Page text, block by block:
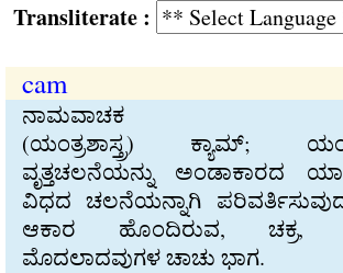
:
cam
ನಾಮವಾಚಕ
(ಯಂತ್ರಶಾಸ್ತ್ರ) ಕ್ಯಾಮ್‍;
ವೃತ್ತಚಲನೆಯನ್ನು ಅಂಡಾಕಾರದ
ವಿಧದ ಚಲನೆಯನ್ನಾಗಿ
ಆಕಾರ ಹೊಂದಿರುವ, ಚಕ್ರ,
ಮೊದಲಾದವುಗಳ ಚಾಚು ಭಾಗ.